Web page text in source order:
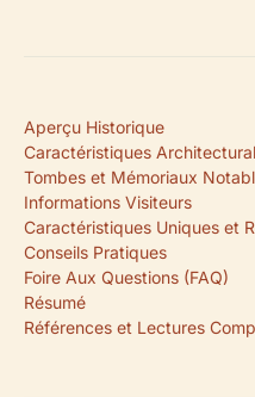
Aperçu Historique
Caractéristiques
Tombes et Mémoriaux
Informations Visiteurs
Caractéristiques Uniques et
Conseils Pratiques
Foire Aux Questions (FAQ)
Résumé
Références et Lectures